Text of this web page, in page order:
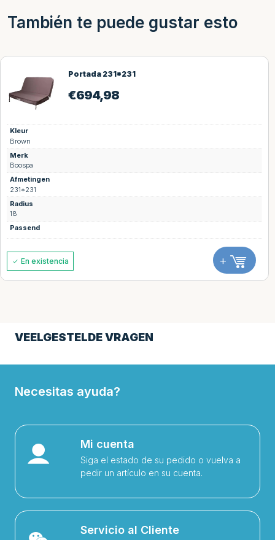
También te puede gustar esto
Portada 231*231
€694,98
Kleur
Brown
Merk
Boospa
Afmetingen
231*231
Radius
18
Passend
En existencia +
VEELGESTELDE VRAGEN
Necesitas ayuda?
Mi cuenta
Siga el estado de su pedido o vuelva a
pedir un artículo en su cuenta.
Servicio al Cliente